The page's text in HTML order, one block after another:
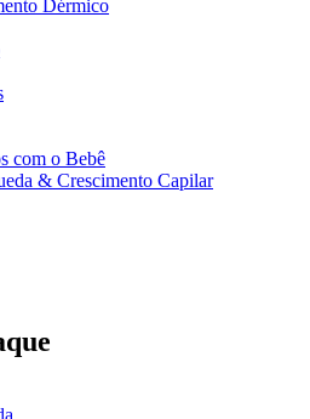
Dérmico
com o Bebê
& Crescimento Capilar